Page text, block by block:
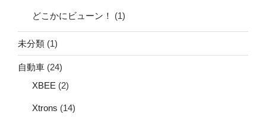
どこかにビューン！ (1)
未分類 (1)
自動車 (24)
XBEE (2)
Xtrons (14)